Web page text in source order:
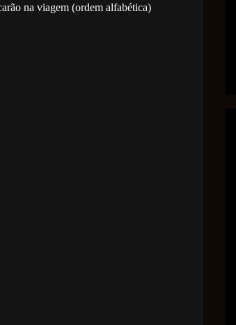
na viagem (ordem alfabética)